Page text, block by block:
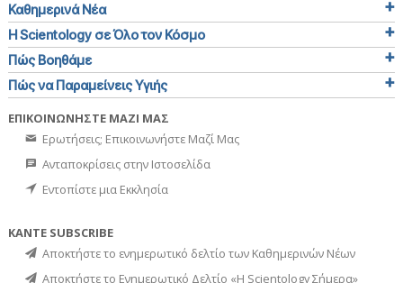
Καθημερινά Νέα
Η Scientology σε Όλο τον Κόσμο
Πώς Βοηθάμε
Πώς να Παραμείνεις Υγιής
ΕΠΙΚΟΙΝΩΝΗΣΤΕ ΜΑΖΙ ΜΑΣ
Ερωτήσεις; Επικοινωνήστε Μαζί Μας
Ανταποκρίσεις στην Ιστοσελίδα
Εντοπίστε μια Εκκλησία
ΚΑΝΤΕ SUBSCRIBE
Αποκτήστε το ενημερωτικό δελτίο των Καθημερινών Νέων
Αποκτήστε το Ενημερωτικό Δελτίο «Η Scientology Σήμερα»